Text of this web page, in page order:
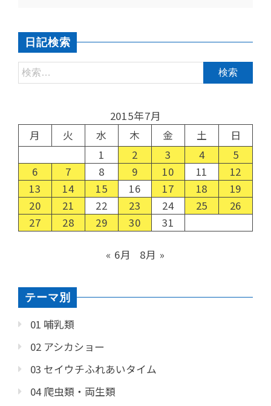
日記検索
2015年7月
月
火 水 木 金 土
日
1
2 3 4
5
6
7 8 9 10 11
12
13
14 15 16 17 18
19
20
21 22 23 24 25
26
27
28 29 30 31
« 6月 8月 »
テーマ別
01 哺乳類
02 アシカショー
03 セイウチふれあいタイム
04 爬虫類・両生類